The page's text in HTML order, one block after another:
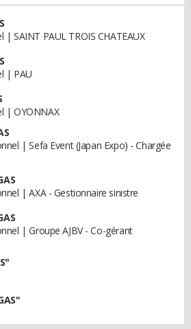
| SAINT PAUL TROIS CHATEAUX
| PAU
| OYONNAX
| Sefa Event (Japan Expo) - Chargée
| AXA - Gestionnaire sinistre
| Groupe AJBV - Co-gérant